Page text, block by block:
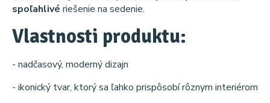
spoľahlivé riešenie na sedenie.
Vlastnosti produktu:
- nadčasový, moderný dizajn
- ikonický tvar, ktorý sa ľahko prispôsobí rôznym interiérom